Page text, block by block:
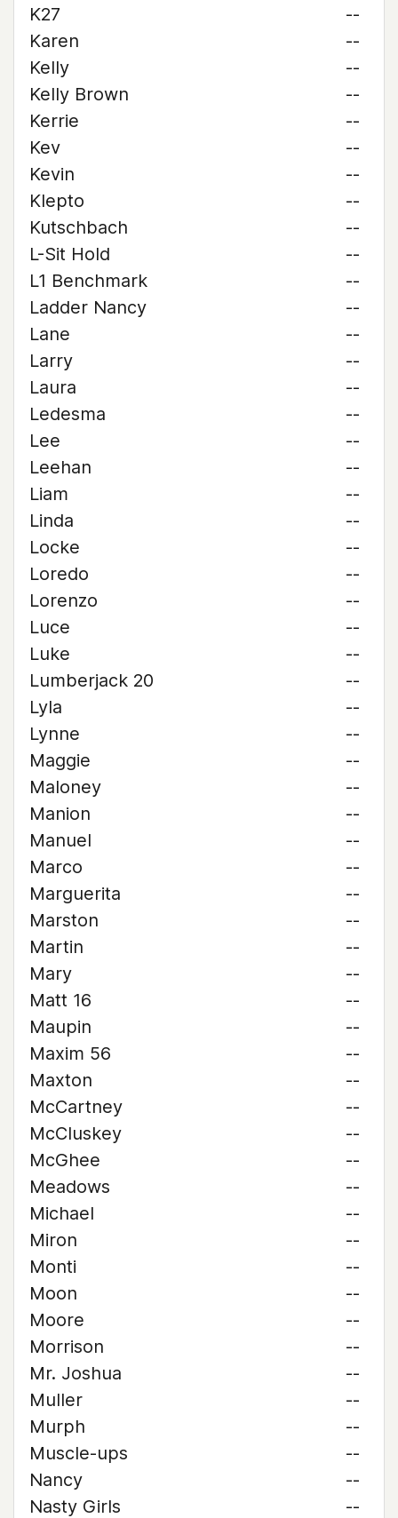
K27
--
Karen
--
Kelly
--
Kelly Brown
--
Kerrie
--
Kev
--
Kevin
--
Klepto
--
Kutschbach
--
L-Sit Hold
--
L1 Benchmark
--
Ladder Nancy
--
Lane
--
Larry
--
Laura
--
Ledesma
--
Lee
--
Leehan
--
Liam
--
Linda
--
Locke
--
Loredo
--
Lorenzo
--
Luce
--
Luke
--
Lumberjack 20
--
Lyla
--
Lynne
--
Maggie
--
Maloney
--
Manion
--
Manuel
--
Marco
--
Marguerita
--
Marston
--
Martin
--
Mary
--
Matt 16
--
Maupin
--
Maxim 56
--
Maxton
--
McCartney
--
McCluskey
--
McGhee
--
Meadows
--
Michael
--
Miron
--
Monti
--
Moon
--
Moore
--
Morrison
--
Mr. Joshua
--
Muller
--
Murph
--
Muscle-ups
--
Nancy
--
Nasty Girls
--